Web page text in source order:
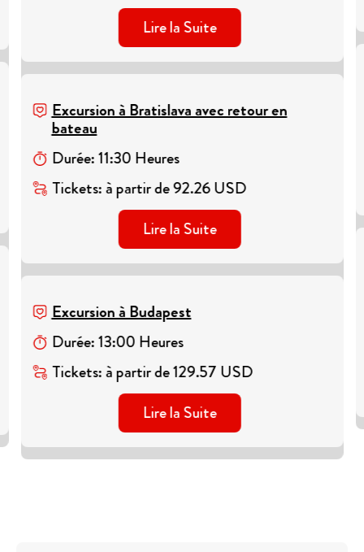
Lire la Suite
Excursion à Bratislava avec retour en
bateau
Durée:11:30 Heures
Tickets:à partir de92.26USD
Lire la Suite
Excursion à Budapest
Durée:13:00 Heures
Tickets:à partir de129.57 USD
Lire la Suite